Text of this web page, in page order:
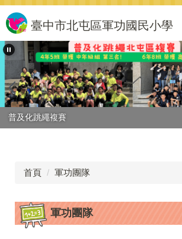
跳
到
主
要
內
區
臺中市北屯區軍功國民小學
普及化跳繩複賽
首頁 軍功團隊
軍功團隊